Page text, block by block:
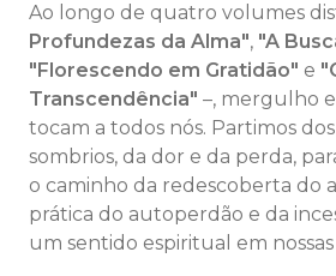
Ao longo de quatro volumes
Profundezas da Alma", "A
"Florescendo em Gratidão" e
Transcendência" –, mergulho
tocam a todos nós. Partimos
sombrios, da dor e da perda,
o caminho da redescoberta do
prática do autoperdão e da
um sentido espiritual em nossas